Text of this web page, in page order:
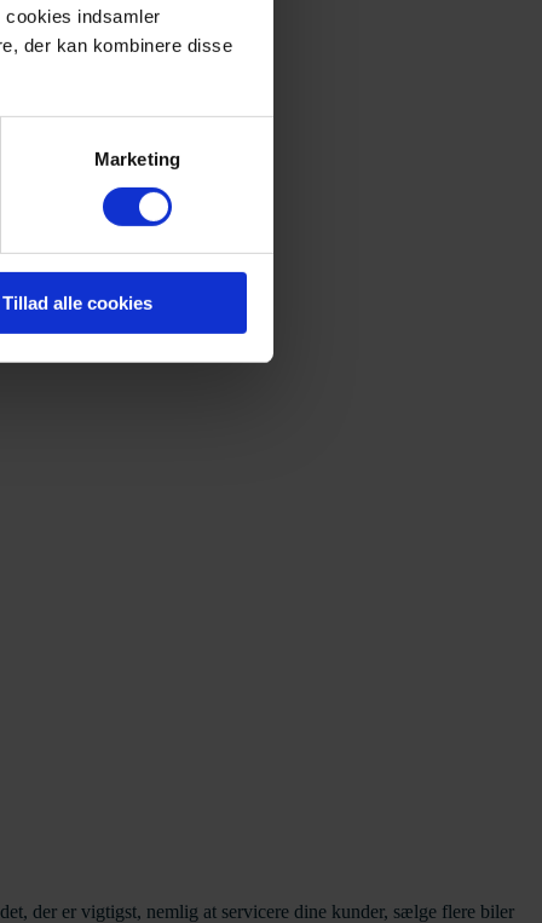
indsamler
der kan kombinere disse
Marketing
Tillad alle cookies
der er vigtigst, nemlig at servicere dine kunder, sælge flere biler